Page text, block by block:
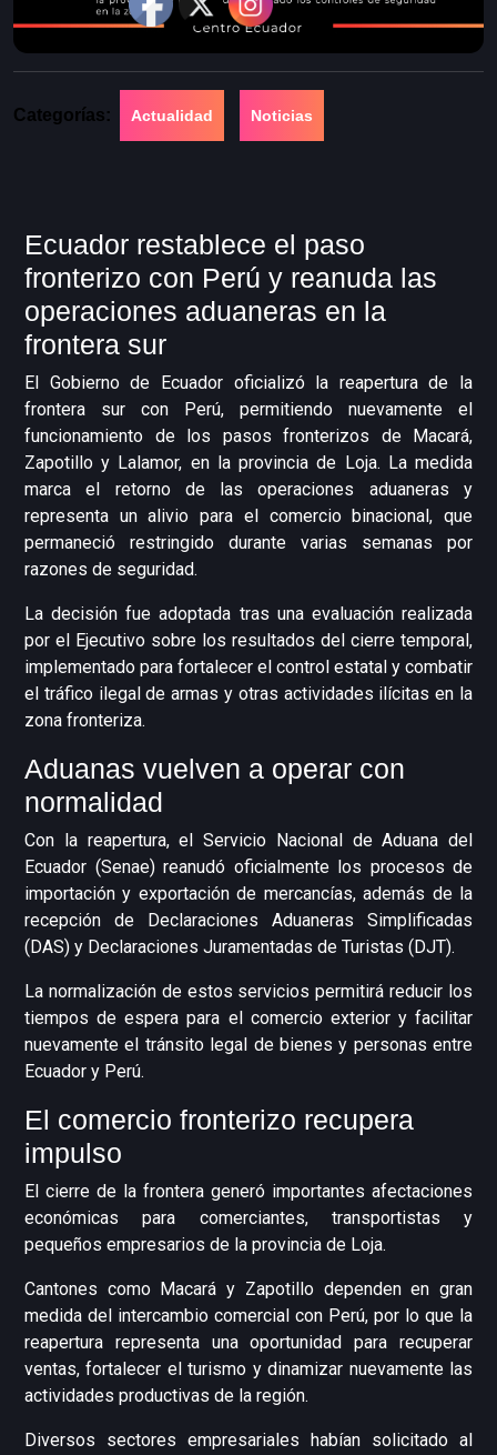
Categorías: Actualidad Noticias
Ecuador restablece el paso
fronterizo con Perú y reanuda las
operaciones aduaneras en la
frontera sur
El Gobierno de Ecuador oficializó la reapertura de la
frontera sur con Perú, permitiendo nuevamente el
funcionamiento de los pasos fronterizos de Macará,
Zapotillo y Lalamor, en la provincia de Loja. La medida
marca el retorno de las operaciones aduaneras y
representa un alivio para el comercio binacional, que
permaneció restringido durante varias semanas por
razones de seguridad.
La decisión fue adoptada tras una evaluación realizada
por el Ejecutivo sobre los resultados del cierre temporal,
implementado para fortalecer el control estatal y combatir
el tráfico ilegal de armas y otras actividades ilícitas en la
zona fronteriza.
Aduanas vuelven a operar con
normalidad
Con la reapertura, el Servicio Nacional de Aduana del
Ecuador (Senae) reanudó oficialmente los procesos de
importación y exportación de mercancías, además de la
recepción de Declaraciones Aduaneras Simplificadas
(DAS) y Declaraciones Juramentadas de Turistas (DJT).
La normalización de estos servicios permitirá reducir los
tiempos de espera para el comercio exterior y facilitar
nuevamente el tránsito legal de bienes y personas entre
Ecuador y Perú.
El comercio fronterizo recupera
impulso
El cierre de la frontera generó importantes afectaciones
económicas para comerciantes, transportistas y
pequeños empresarios de la provincia de Loja.
Cantones como Macará y Zapotillo dependen en gran
medida del intercambio comercial con Perú, por lo que la
reapertura representa una oportunidad para recuperar
ventas, fortalecer el turismo y dinamizar nuevamente las
actividades productivas de la región.
Diversos sectores empresariales habían solicitado al